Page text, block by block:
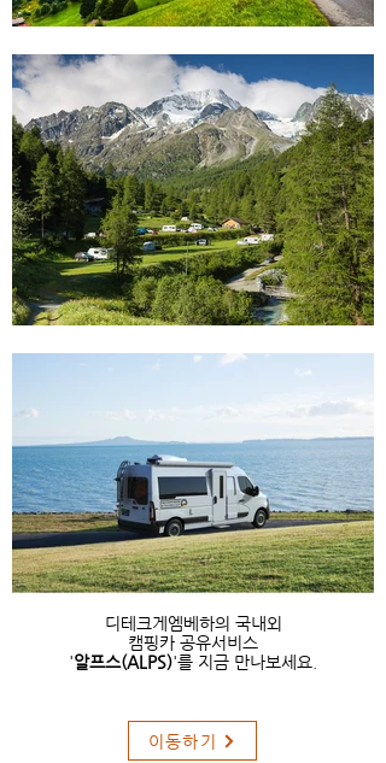
디테크게엠베하의 국내외
캠핑카 공유서비스
'알프스(ALPS)'를 지금 만나보세요.
이동하기